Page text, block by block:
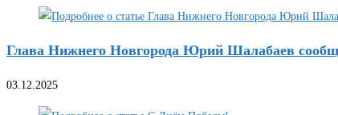
Глава Нижнего Новгорода Юрий Шалабаев
03.12.2025